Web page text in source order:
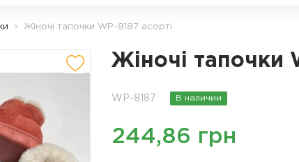
Жіночі тапочки WP-8187 асорті
Жіночі тапочки
WP-8187 В наличии
244,86 грн